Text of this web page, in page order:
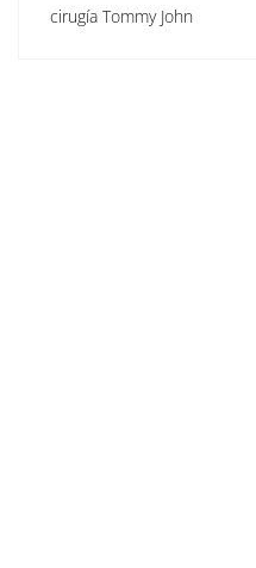
cirugía Tommy John